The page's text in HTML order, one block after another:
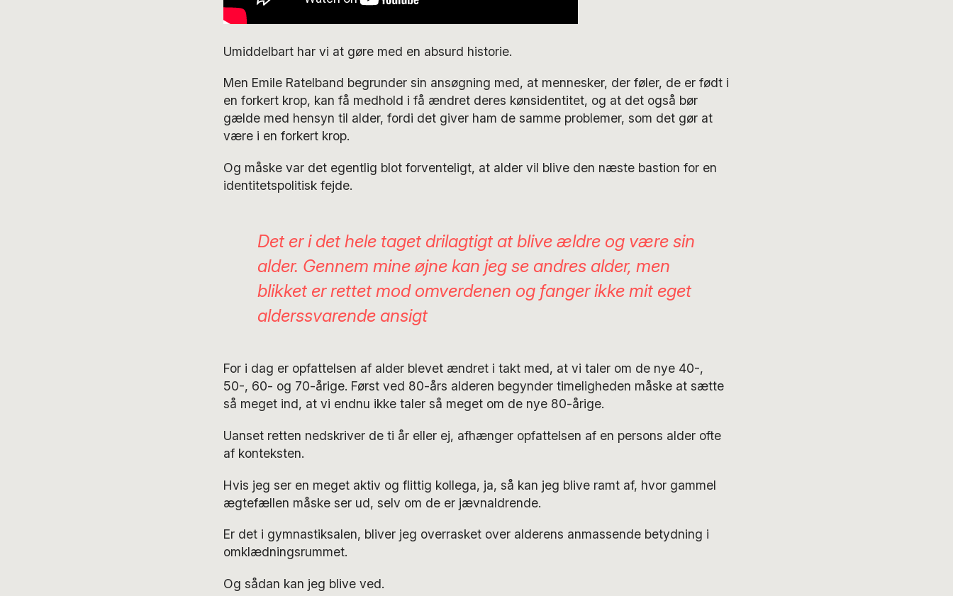
Umiddelbart har vi at gøre med en absurd historie.
Men Emile Ratelband begrunder sin ansøgning med, at mennesker, der føler, de er født i
en forkert krop, kan få medhold i få ændret deres kønsidentitet, og at det også bør
gælde med hensyn til alder, fordi det giver ham de samme problemer, som det gør at
være i en forkert krop.
Og måske var det egentlig blot forventeligt, at alder vil blive den næste bastion for en
identitetspolitisk fejde.
Det er i det hele taget drilagtigt at blive ældre og være sin
alder. Gennem mine øjne kan jeg se andres alder, men
blikket er rettet mod omverdenen og fanger ikke mit eget
alderssvarende ansigt
For i dag er opfattelsen af alder blevet ændret i takt med, at vi taler om de nye 40-,
50-, 60- og 70-årige. Først ved 80-års alderen begynder timeligheden måske at sætte
så meget ind, at vi endnu ikke taler så meget om de nye 80-årige.
Uanset retten nedskriver de ti år eller ej, afhænger opfattelsen af en persons alder ofte
af konteksten.
Hvis jeg ser en meget aktiv og flittig kollega, ja, så kan jeg blive ramt af, hvor gammel
ægtefællen måske ser ud, selv om de er jævnaldrende.
Er det i gymnastiksalen, bliver jeg overrasket over alderens anmassende betydning i
omklædningsrummet.
Og sådan kan jeg blive ved.